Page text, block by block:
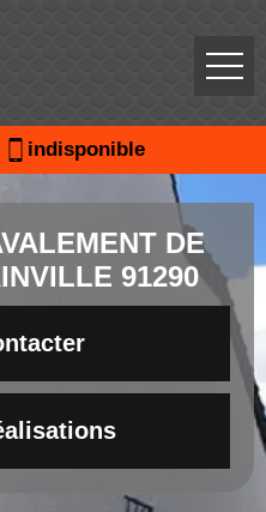
indisponible
DE
91290